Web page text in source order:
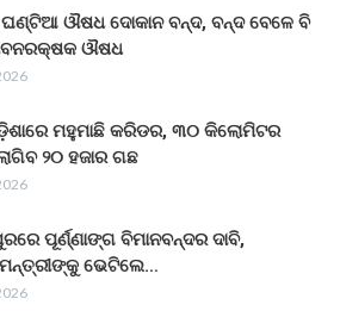
ଔଷଧ ଦୋକାନ ବନ୍ଦ, ବନ୍ଦ ବେଳେ ବି
ଔଷଧ
ମହୁମାଛି କରିଡର, ୩୦ କିଲୋମିଟର
୨୦ ହଜାର ଗଛ
ପୂର୍ଣ୍ଣାଙ୍ଗ ବିମାନବନ୍ଦର ଦାବି,
ଭେଟିଲେ…